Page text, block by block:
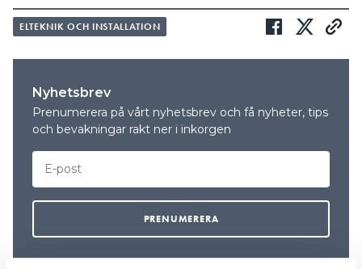
ELTEKNIK OCH INSTALLATION
Nyhetsbrev
Prenumerera på vårt nyhetsbrev och få nyheter, tips
och bevakningar rakt ner i inkorgen